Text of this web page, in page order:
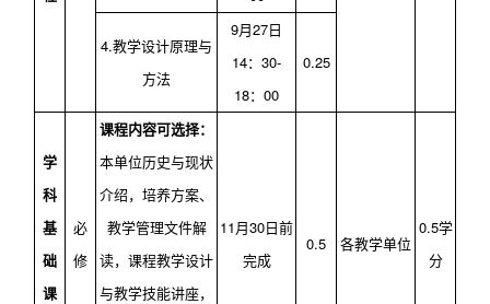
4.教学设计原理与
方法
9月27日
14： 30-
18： 00
0.25
学
科
基
础
课
必
修
课程内容可选择：
本单位历史与现状
介绍，培养方案、
教学管理文件解
读，课程教学设计
与教学技能讲座，
11 月30日前
完成
0.5 各教学单位
0.5学
分